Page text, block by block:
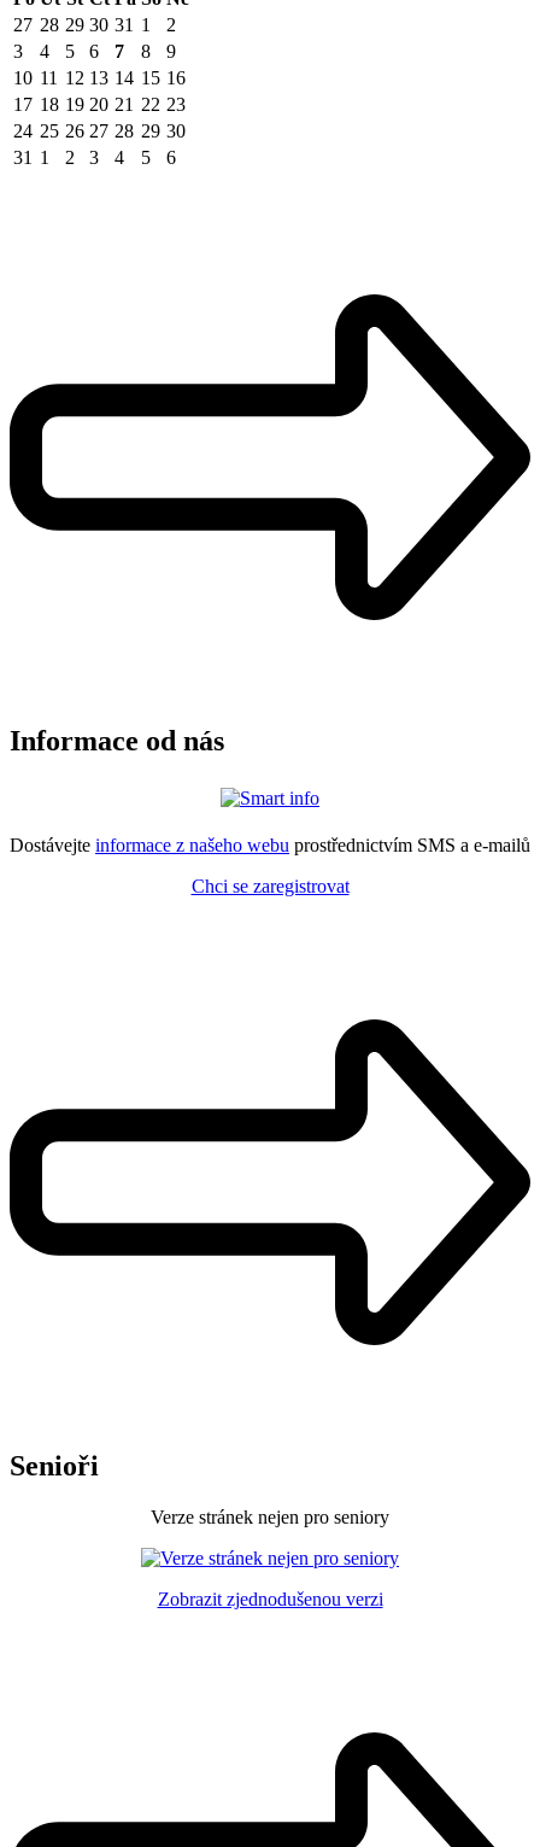
27 28 29 30 31 1
2
3
4 5 6 7 8
9
10 11 12 13 14 15 16
17 18 19 20 21 22 23
24 25 26 27 28 29 30
31 1 2 3 4 5 6
Informace od nás
Dostávejte informace z našeho webu prostřednictvím SMS a e-mailů
Chci se zaregistrovat
Senioři
Verze stránek nejen pro seniory
Zobrazit zjednodušenou verzi